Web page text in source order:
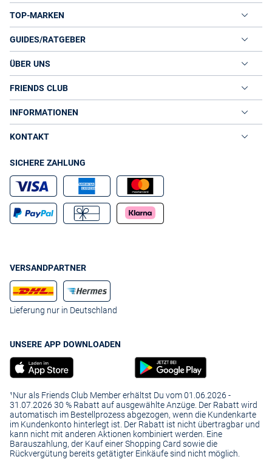
TOP-MARKEN
GUIDES/RATGEBER
ÜBER UNS
FRIENDS CLUB
INFORMATIONEN
KONTAKT
SICHERE ZAHLUNG
VERSANDPARTNER
Lieferung nur in Deutschland
UNSERE APP DOWNLOADEN
¹Nur als Friends Club Member erhältst Du vom 01.06.2026 -
31.07.2026 30 % Rabatt auf ausgewählte Anzüge. Der Rabatt wird
automatisch im Bestellprozess abgezogen, wenn die Kundenkarte
im Kundenkonto hinterlegt ist. Der Rabatt ist nicht übertragbar und
kann nicht mit anderen Aktionen kombiniert werden. Eine
Barauszahlung, der Kauf einer Shopping Card sowie die
Rückvergütung bereits getätigter Einkäufe sind nicht möglich.